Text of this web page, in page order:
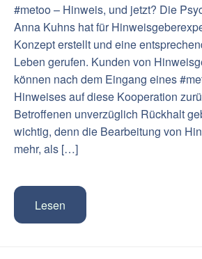
#metoo – Hinweis, und jetzt? Die
Anna Kuhns hat für
Konzept erstellt und eine
Leben gerufen. Kunden von
können nach dem Eingang eines
Hinweises auf diese Kooperation
Betroffenen unverzüglich Rückhalt
wichtig, denn die Bearbeitung von
mehr, als […]
Lesen